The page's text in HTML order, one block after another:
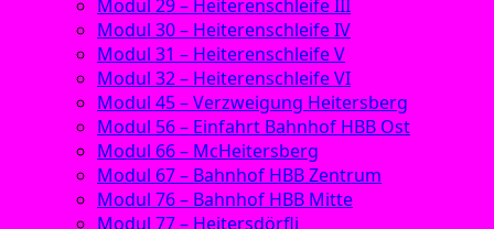
Modul 29 – Heiterenschleife III
Modul 30 – Heiterenschleife IV
Modul 31 – Heiterenschleife V
Modul 32 – Heiterenschleife VI
Modul 45 – Verzweigung Heitersberg
Modul 56 – Einfahrt Bahnhof HBB Ost
Modul 66 – McHeitersberg
Modul 67 – Bahnhof HBB Zentrum
Modul 76 – Bahnhof HBB Mitte
Modul 77 – Heitersdörfli